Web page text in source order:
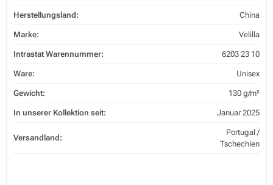
Herstellungsland: China
Marke: Velilla
Intrastat Warennummer: 6203 23 10
Ware: Unisex
Gewicht: 130 g/m²
In unserer Kollektion seit: Januar 2025
Versandland:
Portugal /
Tschechien